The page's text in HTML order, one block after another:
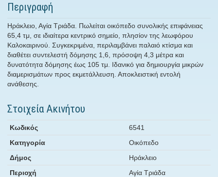
Περιγραφή
Ηράκλειο, Αγία Τριάδα. Πωλείται οικόπεδο συνολικής επιφάνειας
65,4 τμ, σε ιδιαίτερα κεντρικό σημείο, πλησίον της λεωφόρου
Καλοκαιρινού. Συγκεκριμένα, περιλαμβάνει παλαιό κτίσμα και
διαθέτει συντελεστή δόμησης 1,6, πρόσοψη 4,3 μέτρα και
δυνατότητα δόμησης έως 105 τμ. Ιδανικό για δημιουργία μικρών
διαμερισμάτων προς εκμετάλλευση. Αποκλειστική εντολή
ανάθεσης.
Στοιχεία Ακινήτου
Κωδικός
6541
Κατηγορία
Οικόπεδο
Δήμος
Ηράκλειο
Περιοχή
Αγία Τριάδα